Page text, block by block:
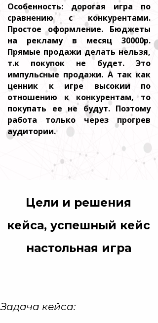
Особенность: дорогая игра по
сравнению с конкурентами.
Простое оформление. Бюджеты
на рекламу в месяц 30000р.
Прямые продажи делать нельзя,
т.к покупок не будет. Это
импульсные продажи. А так как
ценник к игре высокии по
отношению к конкурентам, то
покупать ее не будут. Поэтому
работа только через прогрев
аудитории.
Цели и решения
кейса, успешный кейс
настольная игра
Задача кейса: